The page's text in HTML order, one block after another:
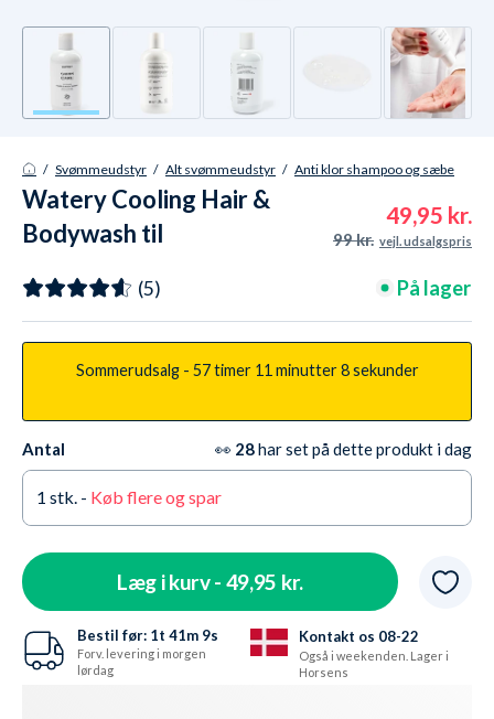
/ Svømmeudstyr / Alt svømmeudstyr / Anti klor shampoo og sæbe
Watery Cooling Hair &
Bodywash til
49,95 kr.
99 kr. vejl. udsalgspris
(5) På lager
Sommerudsalg - 57 timer 11 minutter7 sekunder
Antal 👀 28har set på dette produkt i dag
1 stk. - Køb flere og spar
Læg i kurv - 49,95 kr.
Bestil før: 1t 41m 8s
Forv. levering i morgen
lørdag
Kontakt os 08-22
Også i weekenden. Lager i
Horsens